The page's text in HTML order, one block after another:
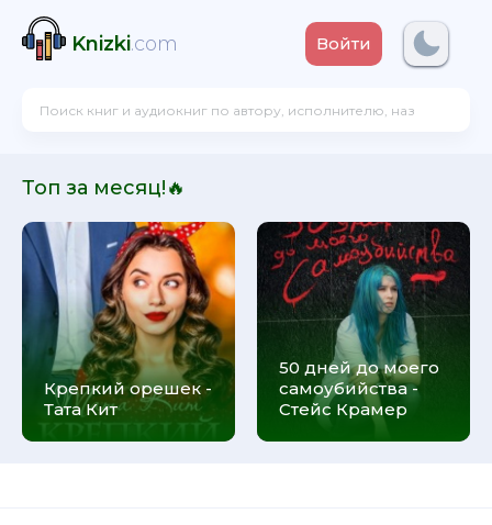
Knizki.com Войти
Топ за месяц!🔥
Крепкий орешек -
Тата Кит
50 дней до моего
самоубийства -
Стейс Крамер